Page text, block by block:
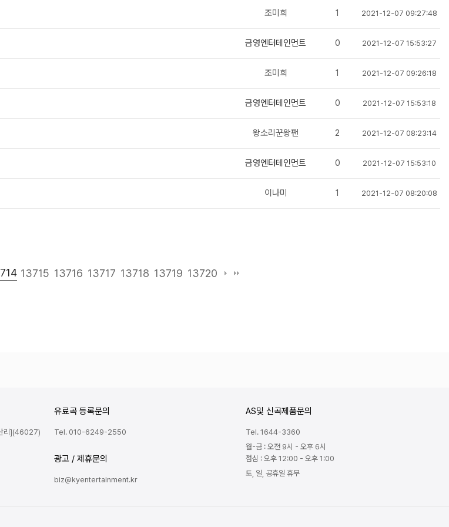
조미희 1 2021-12-07 09:27:48
금영엔터테인먼트 0 2021-12-07 15:53:27
조미희 1 2021-12-07 09:26:18
금영엔터테인먼트 0 2021-12-07 15:53:18
왕소리꾼왕팬 2 2021-12-07 08:23:14
금영엔터테인먼트 0 2021-12-07 15:53:10
이나미 1 2021-12-07 08:20:08
13715 13716 13717 13718 13719 13720
리](46027)
유료곡 등록문의
Tel. 010-6249-2550
광고 / 제휴문의
biz@kyentertainment.kr
AS및 신곡제품문의
Tel. 1644-3360
월-금 : 오전 9시 - 오후 6시
점심 : 오후 12:00 - 오후 1:00
토, 일, 공휴일 휴무